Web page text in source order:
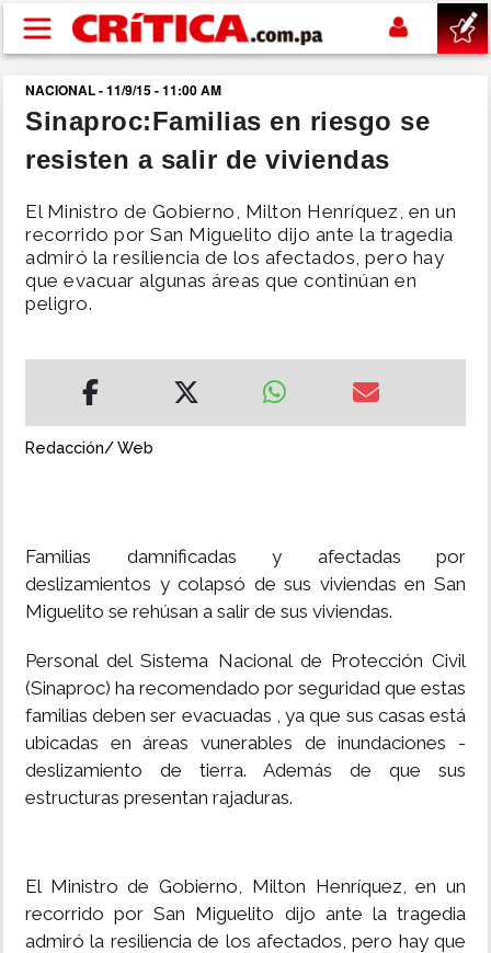
Pasar al contenido principal
buscar
SUCESOS
NACIONAL
POLÍTICA
DEPORTES
MULTIMEDIA
IMPRESO
NACIONAL - 11/9/15 - 11:00 AM
Sinaproc:Familias en riesgo se
resisten a salir de viviendas
El Ministro de Gobierno, Milton Henríquez, en un
recorrido por San Miguelito dijo ante la tragedia
admiró la resiliencia de los afectados, pero hay
que evacuar algunas áreas que continúan en
peligro.
Redacción/ Web
Familias damnificadas y afectadas por
deslizamientos y colapsó de sus viviendas en San
Miguelito se rehúsan a salir de sus viviendas.
Personal del Sistema Nacional de Protección Civil
(Sinaproc) ha recomendado por seguridad que estas
familias deben ser evacuadas , ya que sus casas está
ubicadas en áreas vunerables de inundaciones -
deslizamiento de tierra. Además de que sus
estructuras presentan rajaduras.
El Ministro de Gobierno, Milton Henríquez, en un
recorrido por San Miguelito dijo ante la tragedia
admiró la resiliencia de los afectados, pero hay que